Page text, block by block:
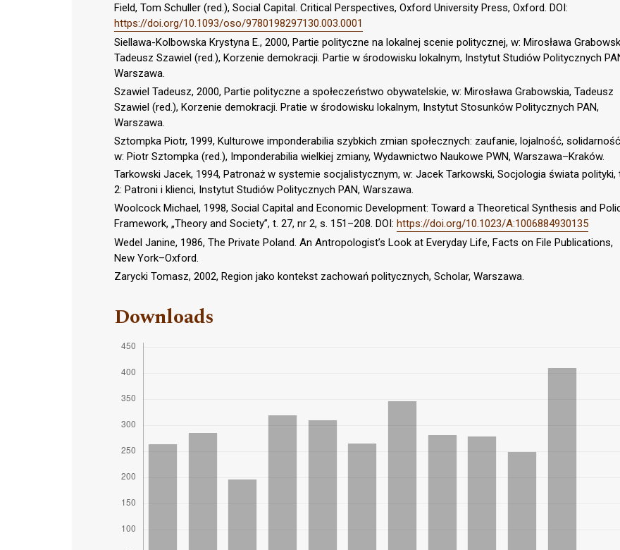
Field, Tom Schuller (red.), Social Capital. Critical Perspectives, Oxford University Press, Oxford. DOI:
https://doi.org/10.1093/oso/9780198297130.003.0001
Siellawa-Kolbowska Krystyna E., 2000, Partie polityczne na lokalnej scenie politycznej, w: Mirosława
Tadeusz Szawiel (red.), Korzenie demokracji. Partie w środowisku lokalnym, Instytut Studiów Politycznych
Warszawa.
Szawiel Tadeusz, 2000, Partie polityczne a społeczeństwo obywatelskie, w: Mirosława Grabowskia, Tadeusz
Szawiel (red.), Korzenie demokracji. Pratie w środowisku lokalnym, Instytut Stosunków Politycznych PAN,
Warszawa.
Sztompka Piotr, 1999, Kulturowe imponderabilia szybkich zmian społecznych: zaufanie, lojalność,
w: Piotr Sztompka (red.), Imponderabilia wielkiej zmiany, Wydawnictwo Naukowe PWN, Warszawa–Kraków.
Tarkowski Jacek, 1994, Patronaż w systemie socjalistycznym, w: Jacek Tarkowski, Socjologia świata polityki,
2: Patroni i klienci, Instytut Studiów Politycznych PAN, Warszawa.
Woolcock Michael, 1998, Social Capital and Economic Development: Toward a Theoretical Synthesis and
Framework, „Theory and Society”, t. 27, nr 2, s. 151–208. DOI: https://doi.org/10.1023/A:1006884930135
Wedel Janine, 1986, The Private Poland. An Antropologist’s Look at Everyday Life, Facts on File Publications,
New York–Oxford.
Zarycki Tomasz, 2002, Region jako kontekst zachowań politycznych, Scholar, Warszawa.
Downloads